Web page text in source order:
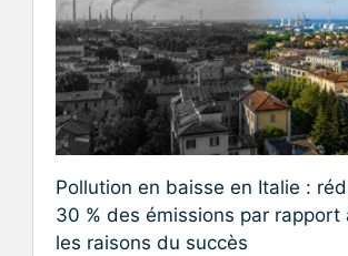
Pollution en baisse en Italie :
30 % des émissions par
les raisons du succès